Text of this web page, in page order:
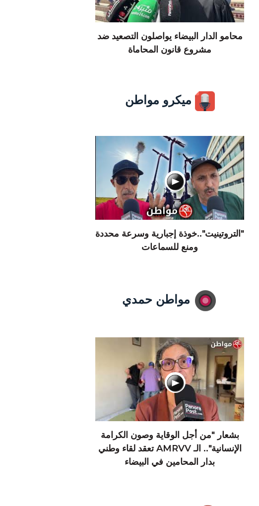
محامو الدار البيضاء يواصلون التصعيد ضد
مشروع قانون المحاماة
ميكرو مواطن
"التروتينيت"..خوذة إجبارية وسرعة محددة
ومنع للسماعات
مواطن حمدي
بشعار "من أجل الوقاية وصون الكرامة
الإنسانية".. الـ AMRVV تعقد لقاء وطني
بدار المحامين في البيضاء